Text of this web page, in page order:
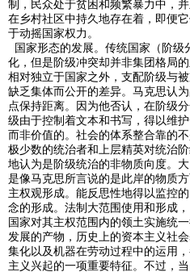
制，民众处于贫困和频繁暴力中，
在乡村社区中持久地存在着，即便
于动摇国家权力。
国家形态的发展。传统国家（阶
化，但是阶级冲突却并非集团格局
相对独立于国家之外，支配阶级与
缺乏集体而公开的差异。马克思认
点保持距离。因为他否认，在阶级
级由于控制着文本和书写，得以维
而非价值的。社会的体系整合靠的
极少数的统治者和上层精英对统治
地认为是阶级统治的非物质向度。
是像马克思所言说的是此岸的物质
主权观形成。能反思性地得以监控
念的形成。法制大范围使用和形成
国家对其主权范围内的领土实施统
发展的产物，历史上的资本主义社
集化以及机器在劳动过程中的运用
主义兴起的一项重要特征。不过，